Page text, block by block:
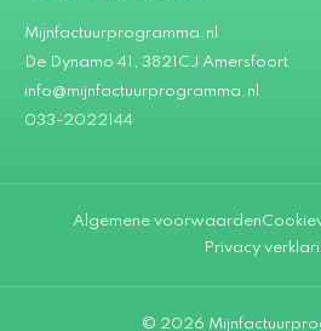
Mijnfactuurprogramma.nl
De Dynamo 41, 3821CJ Amersfoort
info@mijnfactuurprogramma.nl
033-2022144
Algemene voorwaarden
Privacy
© 2026